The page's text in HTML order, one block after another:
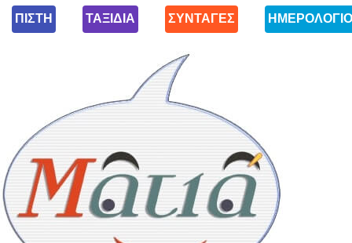
ΠΙΣΤΗ ΤΑΞΙΔΙΑ ΣΥΝΤΑΓΕΣ ΗΜΕΡΟΛΟΓΙΟ